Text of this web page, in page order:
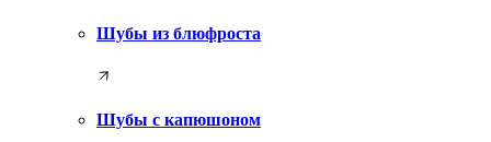
Шубы из блюфроста
Шубы с капюшоном